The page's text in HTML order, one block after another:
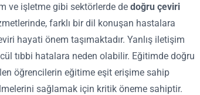
ve işletme gibi sektörlerde de doğru çeviri
farklı bir dil konuşan hastalara
hayati önem taşımaktadır. Yanlış iletişim
tıbbi hatalara neden olabilir. Eğitimde doğru
öğrencilerin eğitime eşit erişime sahip
sağlamak için kritik öneme sahiptir.